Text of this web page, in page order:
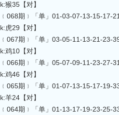
k:猴35【对】
﹛068期﹜「单」01-03-07-13-15-17-
k:虎29【对】
﹛067期﹜「单」03-05-11-13-21-23-
k:鸡10【对】
﹛066期﹜「单」05-07-09-11-23-27-
k:鸡46【对】
﹛065期﹜「单」01-07-13-15-17-19-
k:羊24【对】
﹛064期﹜「单」01-13-17-19-23-25-